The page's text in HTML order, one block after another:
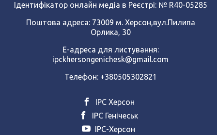
Ідентифікатор онлайн медіа в Реєстрі: № R40-05285
Поштова адреса: 73009 м. Херсон,вул.Пилипа
Орлика, 30
Е-адреса для листування:
ipckhersongenichesk@gmail.com
Телефон: +380505302821
ІРС Херсон
ІРС Генічеськ
ІРС-Херсон